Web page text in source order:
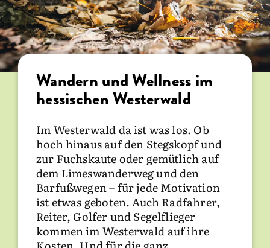
Wandern und Wellness im
hessischen Westerwald
Im Westerwald da ist was los. Ob
hoch hinaus auf den Stegskopf und
zur Fuchskaute oder gemütlich auf
dem Limeswanderweg und den
Barfußwegen – für jede Motivation
ist etwas geboten. Auch Radfahrer,
Reiter, Golfer und Segelflieger
kommen im Westerwald auf ihre